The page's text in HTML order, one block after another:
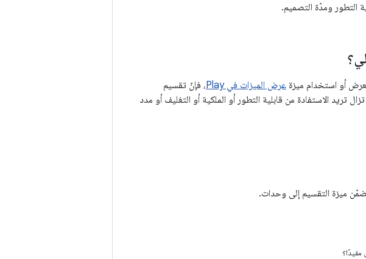
التطور ومدّة التصميم.
أو استخدام ميزة عرض الميزات في Play
، فإنّ تقسيم
الاستفادة من قابلية التطور أو الملكية أو التغليف أو مدد
مفيدًا؟